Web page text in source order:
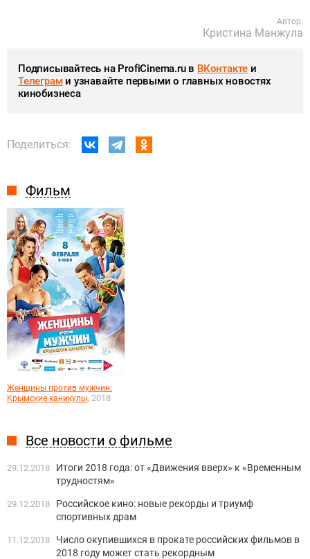
Автор:
Кристина Манжула
Подписывайтесь на ProfiCinema.ru в ВКонтакте и
Телеграми узнавайте первыми о главных новостях
кинобизнеса
Поделиться:
Фильм
Женщины против мужчин:
Крымские каникулы, 2018
Все новости о фильме
29.12.2018
Итоги 2018 года: от «Движения вверх» к «Временным
трудностям»
29.12.2018
Российское кино: новые рекорды и триумф
спортивных драм
11.12.2018
Число окупившихся в прокате российских фильмов в
2018 году может стать рекордным